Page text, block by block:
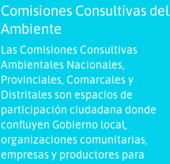
Comisiones Consultivas del
Ambiente
Las Comisiones Consultivas
Ambientales Nacionales,
Provinciales, Comarcales y
Distritales son espacios de
participación ciudadana donde
confluyen Gobierno local,
organizaciones comunitarias,
empresas y productores para